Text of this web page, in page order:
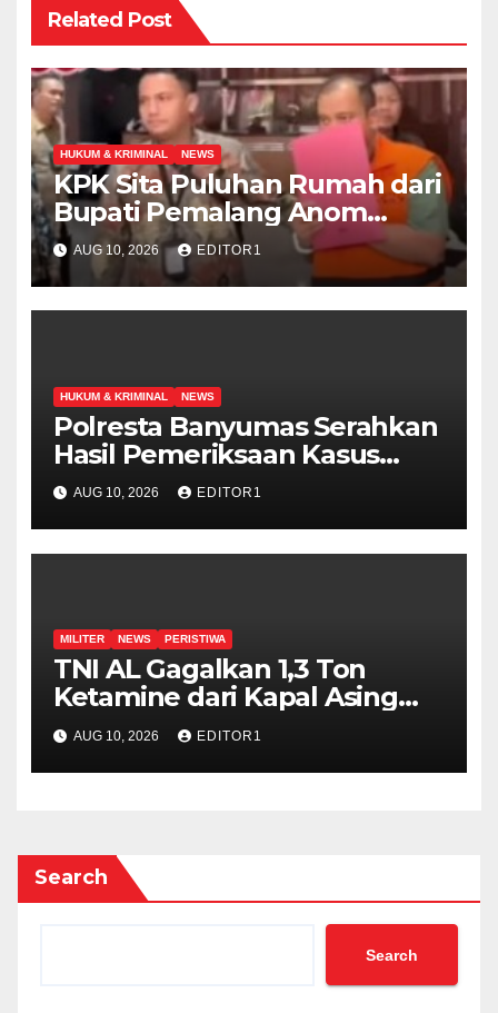
Related Post
HUKUM & KRIMINAL NEWS
KPK Sita Puluhan Rumah dari
Bupati Pemalang Anom
Widiyantoro
AUG 10, 2026 EDITOR1
HUKUM & KRIMINAL NEWS
Polresta Banyumas Serahkan
Hasil Pemeriksaan Kasus
Kematian Sutrimo ke Polda
Metro Jaya
AUG 10, 2026 EDITOR1
MILITER NEWS PERISTIWA
TNI AL Gagalkan 1,3 Ton
Ketamine dari Kapal Asing
MV King Sun Berbendera
Tanzania
AUG 10, 2026 EDITOR1
Search
Search